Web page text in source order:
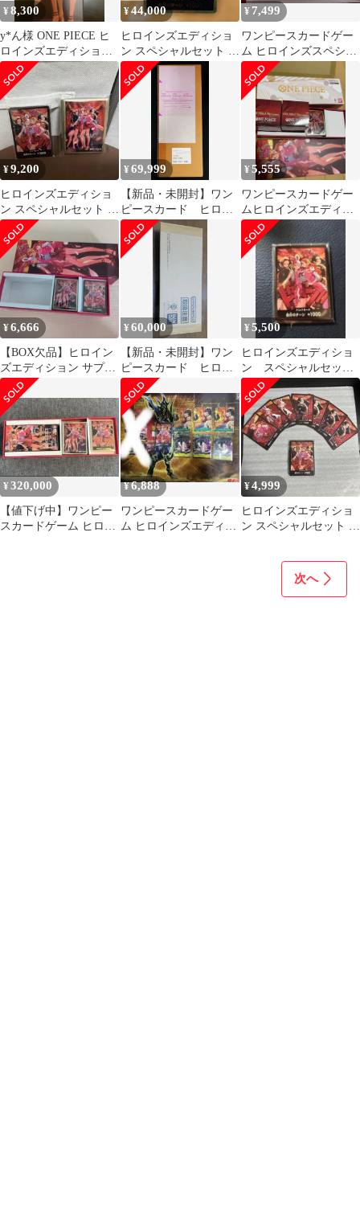
¥8,300
y*ん様 ONE PIECE ヒ
ロインズエディショ
ン スペシャルセット
¥44,000
ヒロインズエディショ
ン スペシャルセット 金
ドン 1枚
¥ 7,499
ワンピースカードゲー
ム ヒロインズスペシャ
ルセット
¥9,200
ヒロインズエディショ
ン スペシャルセット ド
ンカード 10枚＆スリ
ーブ 未開封
¥69,999
【新品・未開封】ワン
ピースカード ヒロイ
ンズエディションスペ
シャルセット
¥5,555
ワンピースカードゲー
ムヒロインズエディシ
ョン スペシャルセット
サプライのみ
¥6,666
【BOX欠品】ヒロイン
ズエディション サプラ
イのみ
¥60,000
【新品・未開封】ワン
ピースカード ヒロイ
ンズエディションスペ
シャルセット
¥5,500
ヒロインズエディショ
ン スペシャルセッ
ト ドンカード未開封
10枚
¥320,000
【値下げ中】ワンピー
スカードゲーム ヒロイ
¥6,888
ワンピースカードゲー
ム ヒロインズエディシ
¥4,999
ヒロインズエディショ
ン スペシャルセット ド
次へ